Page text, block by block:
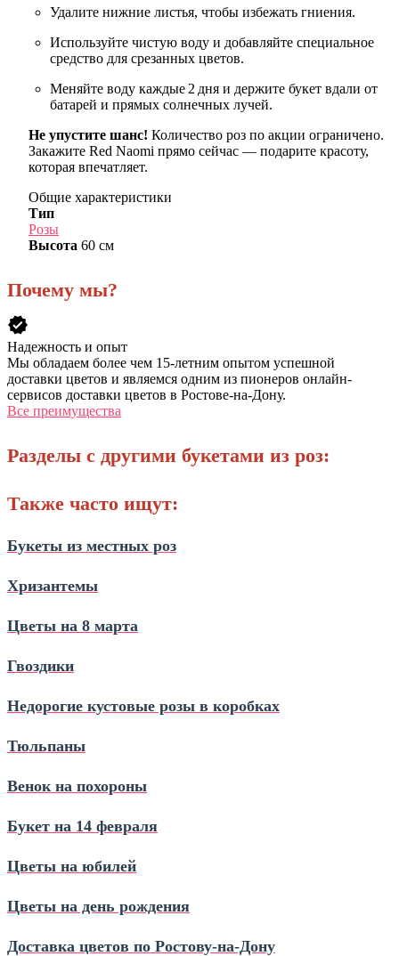
Удалите нижние листья, чтобы избежать гниения.
Используйте чистую воду и добавляйте специальное
средство для срезанных цветов.
Меняйте воду каждые 2 дня и держите букет вдали от
батарей и прямых солнечных лучей.
Не упустите шанс! Количество роз по акции ограничено.
Закажите Red Naomi прямо сейчас — подарите красоту,
которая впечатляет.
Общие характеристики
Тип
Розы
Высота 60 см
Почему мы?
verified
Надежность и опыт
Мы обладаем более чем 15-летним опытом успешной
доставки цветов и являемся одним из пионеров онлайн-
сервисов доставки цветов в Ростове-на-Дону.
Все преимущества
Разделы с другими букетами из роз:
Также часто ищут:
Букеты из местных роз
Хризантемы
Цветы на 8 марта
Гвоздики
Недорогие кустовые розы в коробках
Тюльпаны
Венок на похороны
Букет на 14 февраля
Цветы на юбилей
Цветы на день рождения
Доставка цветов по Ростову‑на‑Дону